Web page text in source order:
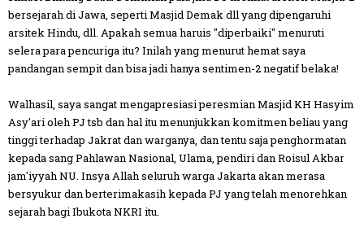
bersejarah di Jawa, seperti Masjid Demak dll yang dipengaruhi
arsitek Hindu, dll. Apakah semua haruis "diperbaiki" menuruti
selera para pencuriga itu? Inilah yang menurut hemat saya
pandangan sempit dan bisa jadi hanya sentimen-2 negatif belaka!
Walhasil, saya sangat mengapresiasi peresmian Masjid KH Hasyim
Asy'ari oleh PJ tsb dan hal itu menunjukkan komitmen beliau yang
tinggi terhadap Jakrat dan warganya, dan tentu saja penghormatan
kepada sang Pahlawan Nasional, Ulama, pendiri dan Roisul Akbar
jam'iyyah NU. Insya Allah seluruh warga Jakarta akan merasa
bersyukur dan berterimakasih kepada PJ yang telah menorehkan
sejarah bagi Ibukota NKRI itu.